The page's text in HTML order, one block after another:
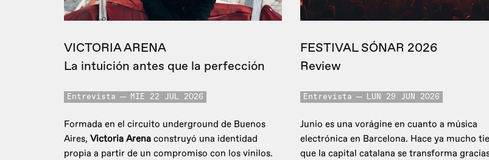
VICTORIA ARENA
La intuición antes que la perfección
Entrevista MIE 22 JUL 2026
Formada en el circuito underground de Buenos
Aires, Victoria Arena construyó una identidad
propia a partir de un compromiso con los vinilos.
FESTIVAL SÓNAR 2026
Review
Entrevista LUN 29 JUN 2026
Junio es una vorágine en cuanto a música
electrónica en Barcelona. Hace ya mucho
que la capital catalana se transforma